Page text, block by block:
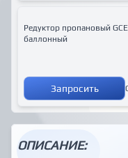
Редуктор пропановый
баллонный
Запросить
ОПИСАНИЕ: